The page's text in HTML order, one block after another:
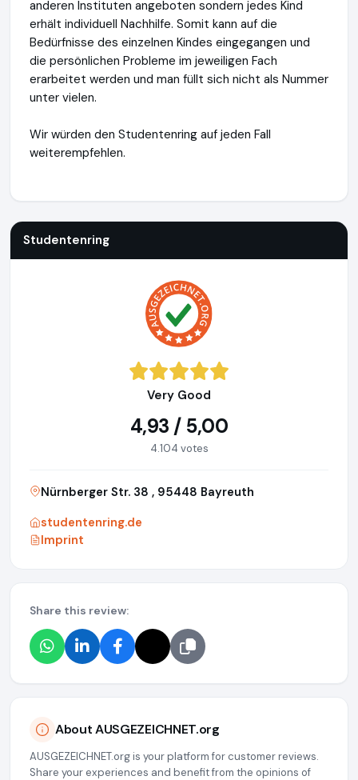
anderen Instituten angeboten sondern jedes Kind
erhält individuell Nachhilfe. Somit kann auf die
Bedürfnisse des einzelnen Kindes eingegangen und
die persönlichen Probleme im jeweiligen Fach
erarbeitet werden und man füllt sich nicht als Nummer
unter vielen.
Wir würden den Studentenring auf jeden Fall
weiterempfehlen.
Studentenring
Very Good
4,93 / 5,00
4.104 votes
Nürnberger Str. 38 , 95448 Bayreuth
studentenring.de
Imprint
Share this review:
About AUSGEZEICHNET.org
AUSGEZEICHNET.org is your platform for customer reviews.
Share your experiences and benefit from the opinions of